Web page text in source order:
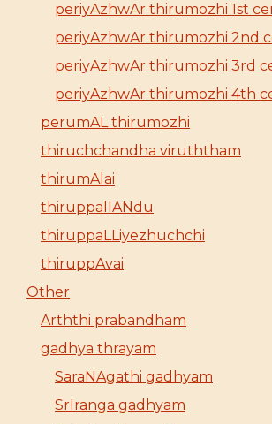
periyAzhwAr thirumozhi 1st
periyAzhwAr thirumozhi 2nd
periyAzhwAr thirumozhi 3rd
periyAzhwAr thirumozhi 4th
perumAL thirumozhi
thiruchchandha viruththam
thirumAlai
thiruppallANdu
thiruppaLLiyezhuchchi
thiruppAvai
Other
Arththi prabandham
gadhya thrayam
SaraNAgathi gadhyam
SrIranga gadhyam